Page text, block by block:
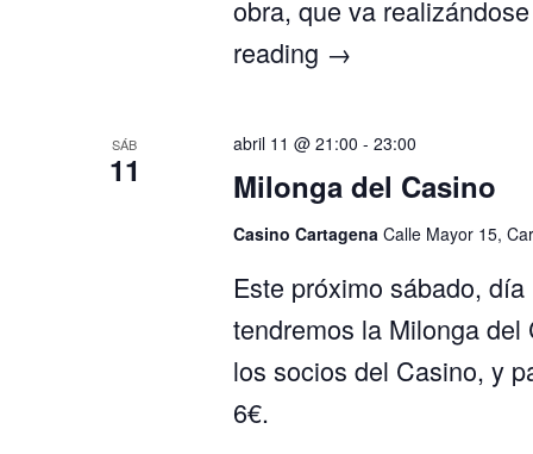
obra, que va
reading →
SÁB
11 Milonga del Casino
abril 11 @ 21:00 - 23:00
Casino Cartagena Calle Mayor 15,
Este próximo sábado,
tendremos la Milonga
los socios del Casino, y
6€.